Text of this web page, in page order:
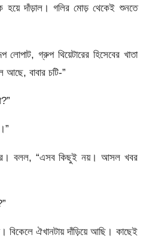
হয়ে দাঁড়াল। গলির মোড় থেকেই শুনতে
লোপাট, গ্রুপ থিয়েটারের হিসেবের খাতা
আছে, বাবার চটি-”
বলল, “এসব কিছুই নয়। আসল খবর
বিকেলে ঐখানটায় দাঁড়িয়ে আছি। কাছেই